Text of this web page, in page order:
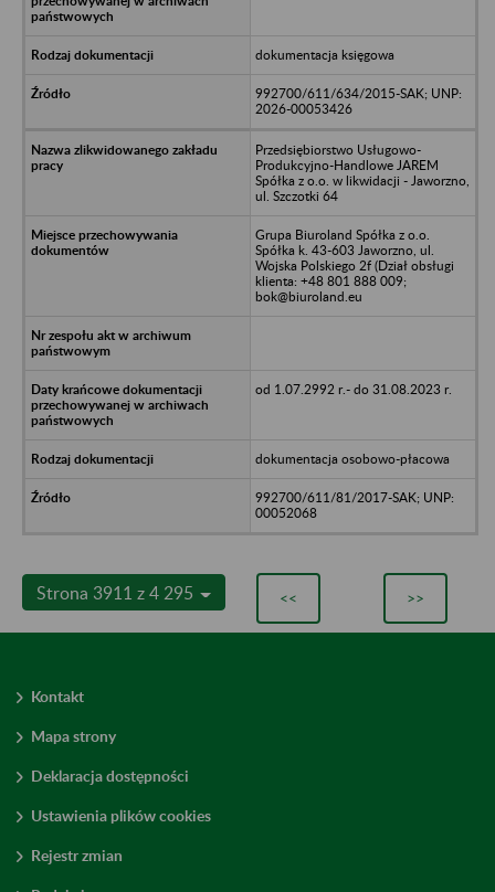
dokumentacja księgowa
992700/611/634/2015-SAK; UNP:
2026-00053426
Przedsiębiorstwo Usługowo-
Produkcyjno-Handlowe JAREM
Spółka z o.o. w likwidacji - Jaworzno,
ul. Szczotki 64
Grupa Biuroland Spółka z o.o.
Spółka k. 43-603 Jaworzno, ul.
Wojska Polskiego 2f (Dział obsługi
klienta: +48 801 888 009;
bok@biuroland.eu
od 1.07.2992 r.- do 31.08.2023 r.
dokumentacja osobowo-płacowa
992700/611/81/2017-SAK; UNP:
00052068
Strona 3911 z 4 295 << >>
Kontakt
Mapa strony
Deklaracja dostępności
Ustawienia plików cookies
Rejestr zmian